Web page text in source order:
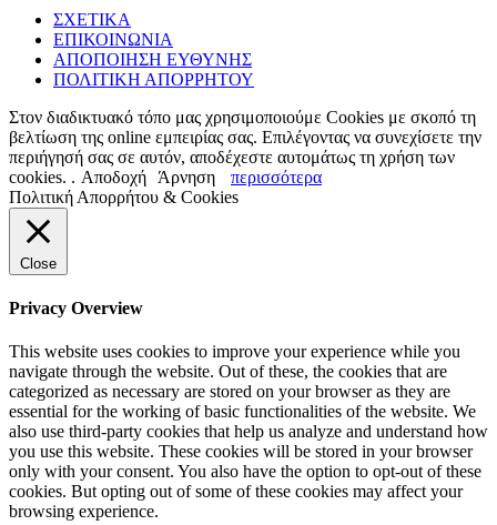
ΣΧΕΤΙΚΑ
ΕΠΙΚΟΙΝΩΝΙΑ
ΑΠΟΠΟΙΗΣΗ ΕΥΘΥΝΗΣ
ΠΟΛΙΤΙΚΗ ΑΠΟΡΡΗΤΟΥ
Στον διαδικτυακό τόπο μας χρησιμοποιούμε Cookies με σκοπό τη
βελτίωση της online εμπειρίας σας. Επιλέγοντας να συνεχίσετε την
περιήγησή σας σε αυτόν, αποδέχεστε αυτομάτως τη χρήση των
cookies. . Αποδοχή Άρνηση
περισσότερα
Πολιτική Απορρήτου & Cookies
Close
Privacy Overview
This website uses cookies to improve your experience while you
navigate through the website. Out of these, the cookies that are
categorized as necessary are stored on your browser as they are
essential for the working of basic functionalities of the website. We
also use third-party cookies that help us analyze and understand how
you use this website. These cookies will be stored in your browser
only with your consent. You also have the option to opt-out of these
cookies. But opting out of some of these cookies may affect your
browsing experience.